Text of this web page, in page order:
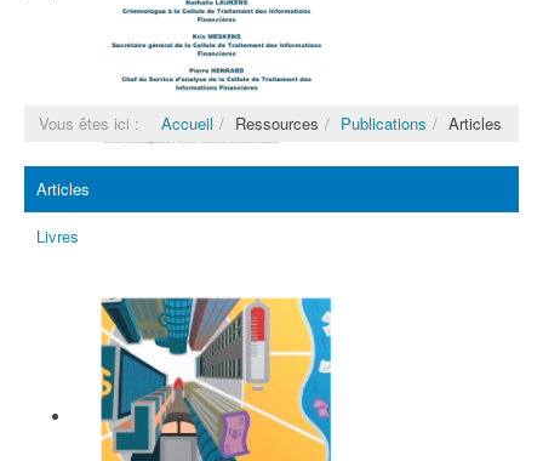
Le rôle du renseignement financier
des Informations Financières
MESKENS, Pierre HENRARD
Vous êtes ici : Accueil Ressources Publications Articles
Articles
Livres